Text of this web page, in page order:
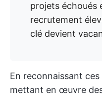
projets échoués
recrutement
clé devient
En reconnaissant
mettant en œuvre